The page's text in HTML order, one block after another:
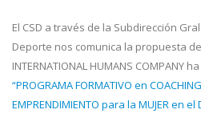
El CSD a través de la Subdirección
Deporte nos comunica la propuesta de
INTERNATIONAL HUMANS COMPANY
“PROGRAMA FORMATIVO en
EMPRENDIMIENTO para la MUJER en el